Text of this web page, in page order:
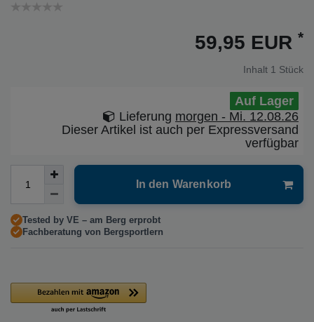
59,95 EUR *
Inhalt 1 Stück
Auf Lager
Lieferung morgen - Mi. 12.08.26
Dieser Artikel ist auch per Expressversand
verfügbar
In den Warenkorb
Tested by VE – am Berg erprobt
Fachberatung von Bergsportlern